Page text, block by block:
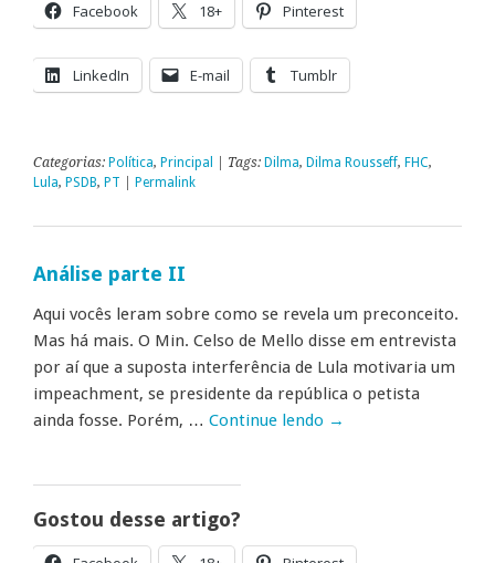
Facebook 18+ Pinterest
LinkedIn E-mail Tumblr
Categorias: Política, Principal | Tags: Dilma, Dilma Rousseff, FHC,
Lula, PSDB, PT Permalink
Análise parte II
Aqui vocês leram sobre como se revela um preconceito.
Mas há mais. O Min. Celso de Mello disse em entrevista
por aí que a suposta interferência de Lula motivaria um
impeachment, se presidente da república o petista
ainda fosse. Porém, … Continue lendo →
Gostou desse artigo?